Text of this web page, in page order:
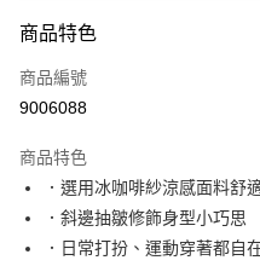
付款後全家取貨
萊爾富取貨付款
付款後萊爾富取貨
每筆NT$60，滿NT$1,000(含以
7-11取貨付款
商品特色
商品編號
9006088
商品特色
．選用冰咖啡紗涼感面料舒
．斜邊抽皺修飾身型小巧思
．日常打扮、運動穿著都自